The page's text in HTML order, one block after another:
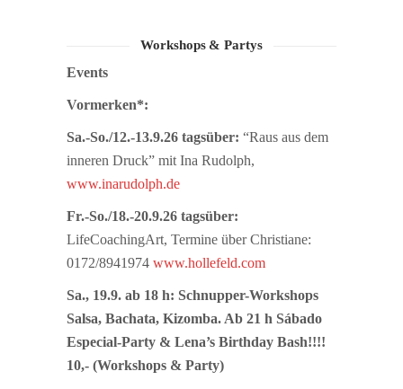
Workshops & Partys
Events
Vormerken*:
Sa.-So./12.-13.9.26 tagsüber: “Raus aus dem
inneren Druck” mit Ina Rudolph,
www.inarudolph.de
Fr.-So./18.-20.9.26 tagsüber:
LifeCoachingArt, Termine über Christiane:
0172/8941974 www.hollefeld.com
Sa., 19.9. ab 18 h: Schnupper-Workshops
Salsa, Bachata, Kizomba. Ab 21 h Sábado
Especial-Party & Lena’s Birthday Bash!!!!
10,- (Workshops & Party)